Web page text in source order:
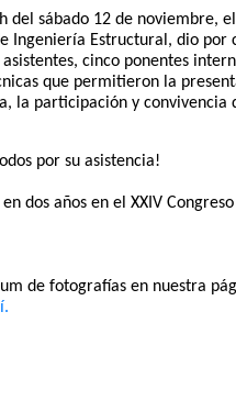
del sábado 12 de noviembre,
Ingeniería Estructural, dio por
cinco ponentes
que permitieron la
la participación y
por su asistencia!
en dos años en el XXIV
de fotografías en nuestra